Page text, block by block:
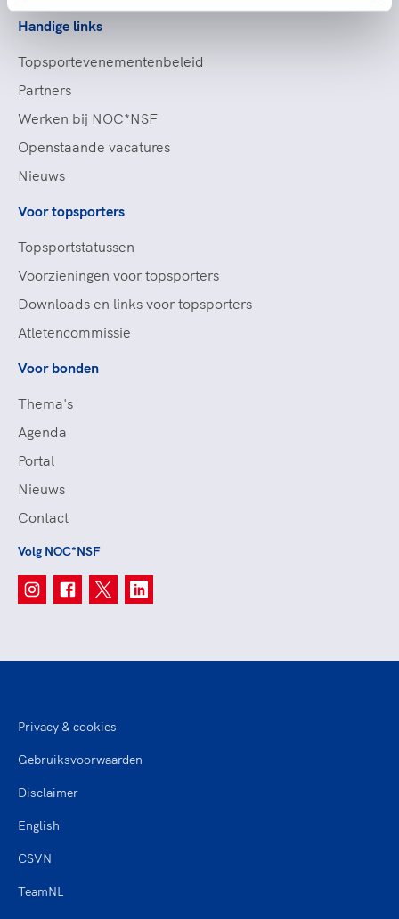
Handige links
Topsportevenementenbeleid
Partners
Werken bij NOC*NSF
Openstaande vacatures
Nieuws
Voor topsporters
Topsportstatussen
Voorzieningen voor topsporters
Downloads en links voor topsporters
Atletencommissie
Voor bonden
Thema's
Agenda
Portal
Nieuws
Contact
Volg NOC*NSF
Privacy & cookies
Gebruiksvoorwaarden
Disclaimer
English
CSVN
TeamNL